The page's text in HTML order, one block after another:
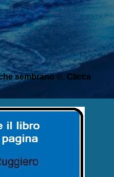
sembrano ©. Clicca